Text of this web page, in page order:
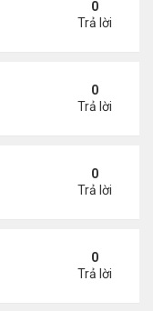
0
Trả lời
rạn nứt với ông
0
Trả lời
biểu tình ở Los
0
Trả lời
- Musk tan vỡ
0
Trả lời